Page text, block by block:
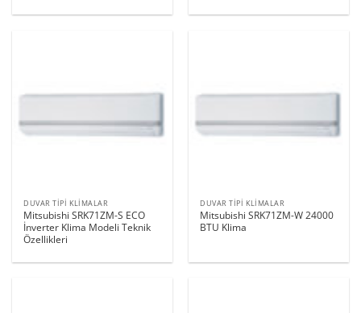
DUVAR TIPI KLIMALAR
Mitsubishi SRK71ZM-S ECO
İnverter Klima Modeli Teknik
Özellikleri
DUVAR TIPI KLIMALAR
Mitsubishi SRK71ZM-W 24000
BTU Klima